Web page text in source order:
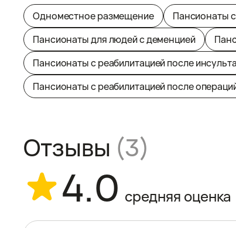
Одноместное размещение
Пансионаты
Пансионаты для людей с деменцией
Пансионаты с реабилитацией после инсульта
Пансионаты с реабилитацией после
Отзывы (3)
4.0 средняя оценка